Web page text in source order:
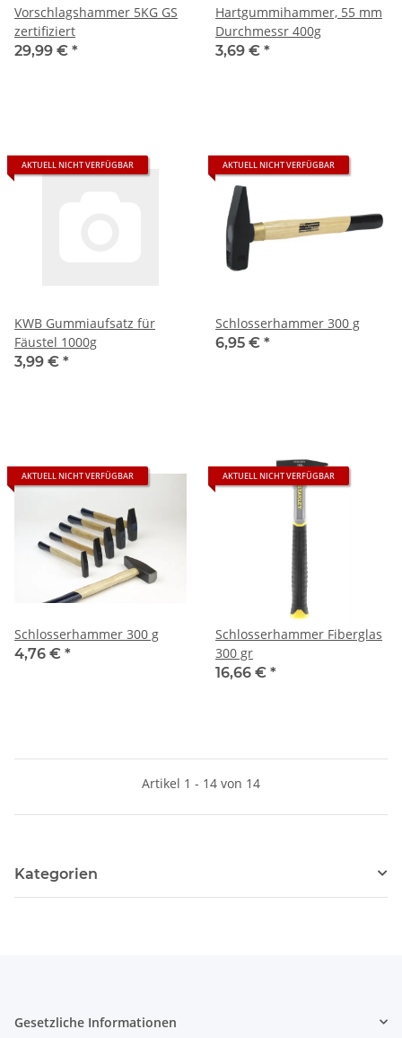
Vorschlagshammer 5KG GS
zertifiziert
29,99 € *
Hartgummihammer, 55 mm
Durchmessr 400g
3,69 € *
AKTUELL NICHT VERFÜGBAR
KWB Gummiaufsatz für
Fäustel 1000g
3,99 € *
AKTUELL NICHT VERFÜGBAR
Schlosserhammer 300 g
6,95 € *
AKTUELL NICHT VERFÜGBAR
Schlosserhammer 300 g
4,76 € *
AKTUELL NICHT VERFÜGBAR
Schlosserhammer Fiberglas
300 gr
16,66 € *
Artikel 1 - 14 von 14
Kategorien
Gesetzliche Informationen